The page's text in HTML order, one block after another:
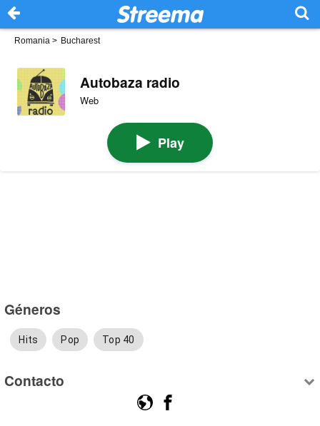
Romania > Bucharest
Autobaza radio
Web
Play
Géneros
Hits Pop Top 40
Contacto